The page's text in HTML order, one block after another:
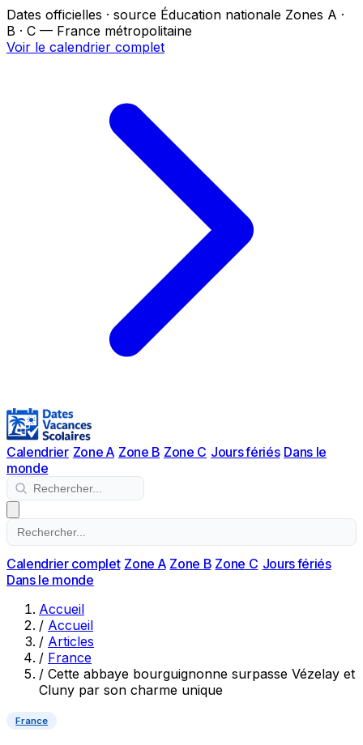
Dates officielles · source Éducation nationale Zones A ·
B · C — France métropolitaine
Voir le calendrier complet
Calendrier Zone A Zone B Zone C Jours fériés Dans le
monde
Calendrier complet Zone A Zone B Zone C Jours fériés
Dans le monde
Accueil
/ Accueil
/ Articles
/ France
/ Cette abbaye bourguignonne surpasse Vézelay et
Cluny par son charme unique
France